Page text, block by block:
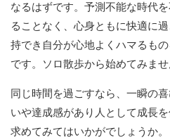
なるはずです。予測不能な時代
ることなく、心身ともに快適に
持でき自分が心地よくハマるも
です。ソロ散歩から始めてみませ
同じ時間を過ごすなら、一瞬の
いや達成感があり人として成長
求めてみてはいかがでしょうか。